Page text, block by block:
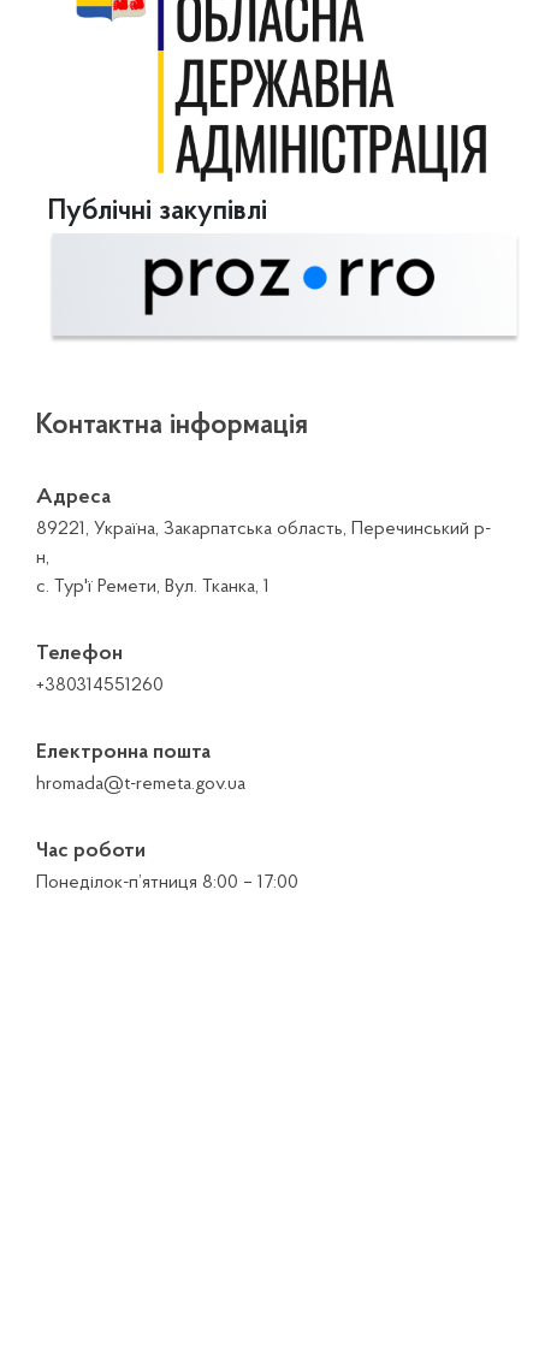
Публічні закупівлі
Контактна інформація
Адреса
89221, Україна, Закарпатська область, Перечинський р-
н,
с. Тур'ї Ремети, Вул. Тканка, 1
Телефон
+380314551260
Електронна пошта
hromada@t-remeta.gov.ua
Час роботи
Понеділок-п’ятниця 8:00 – 17:00